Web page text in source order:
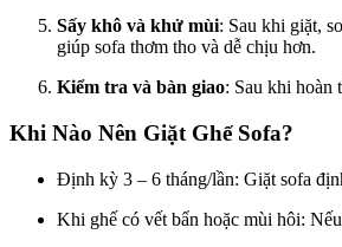
Sấy khô và khử mùi: Sau khi giặt,
giúp sofa thơm tho và dễ chịu hơn.
Kiểm tra và bàn giao: Sau khi hoàn
Khi Nào Nên Giặt Ghế Sofa?
Định kỳ 3 – 6 tháng/lần: Giặt sofa
Khi ghế có vết bẩn hoặc mùi hôi: